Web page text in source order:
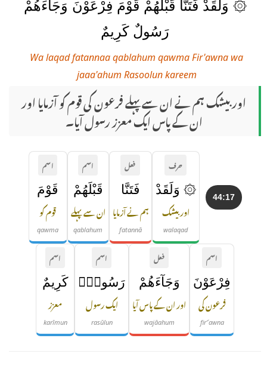
۞ وَلَقَدْ فَتَنَّا قَبْلَهُمْ قَوْمَ فِرْعَوْنَ وَجَاءَهُمْ
رَسُولٌ كَرِيمٌ
Wa laqad fatannaa qablahum qawma Fir'awna wa
jaaa'ahum Rasoolun kareem
اور بیشک ہم نے ان سے پہلے فرعون کی قوم کو آزمایا اور
ان کے پاس ایک معزز رسول آیا۔
44:17
حرف
۞ وَلَقَدْ
اور بیشک
walaqad
فعل
فَتَنَّا
ہم نے آزمایا
fatannā
اسم
قَبْلَهُمْ
ان سے پہلے
qablahum
اسم
قَوْمَ
قوم کو
qawma
اسم
فِرْعَوْنَ
فرعون کی
fir'ʿawna
فعل
وَجَآءَهُمْ
اور ان کے پاس آیا
wajāahum
اسم
رَسُولٌۭ
ایک رسول
rasūlun
اسم
كَرِيمٌ
معزز
karīmun